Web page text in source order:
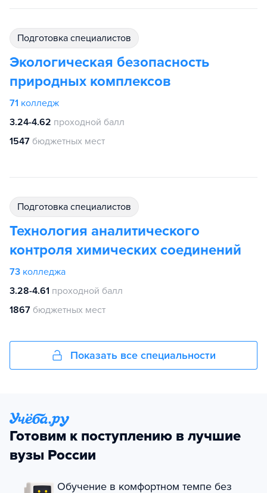
подготовка специалистов
Экологическая безопасность
природных комплексов
71 колледж
3.24-4.62 проходной балл
1547 бюджетных мест
подготовка специалистов
Технология аналитического
контроля химических соединений
73 колледжа
3.28-4.61 проходной балл
1867 бюджетных мест
Показать все специальности
Готовим к поступлению в лучшие
вузы России
Обучение в комфортном темпе без